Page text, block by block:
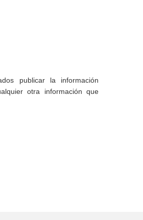
publicar la información
otra información que